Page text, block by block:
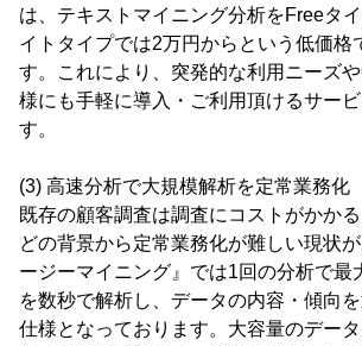
は、テキストマイニング分析をFreeタ
イトタイプでは2万円からという低価格
す。これにより、突発的な利用ニーズ
様にも手軽に導入・ご利用頂けるサー
す。
(3) 高速分析で大規模解析を定常業務化
既存の顧客調査は調査にコストがかか
どの背景から定常業務化が難しい現状
ージーマイニング』では1回の分析で最
を数秒で解析し、データの内容・傾向
仕様となっております。大容量のデー